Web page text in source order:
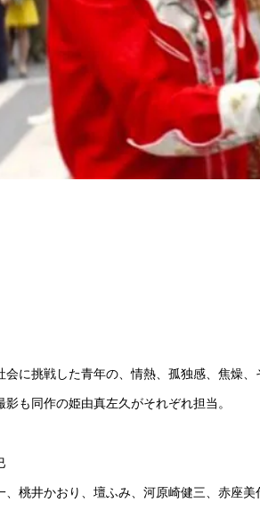
会に挑戦した青年の、情熱、孤独感、焦燥
影も同作の姫由真左久がそれぞれ担当。
、桃井かおり、壇ふみ、河原崎健三、赤座美